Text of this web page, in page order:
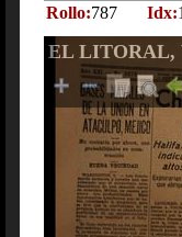
Rollo:787 Idx:
EL LITORAL,